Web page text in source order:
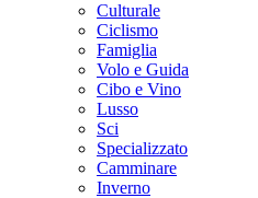
Culturale
Ciclismo
Famiglia
Volo e Guida
Cibo e Vino
Lusso
Sci
Specializzato
Camminare
Inverno